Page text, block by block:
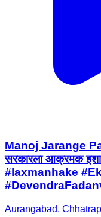
Manoj Jarange
सरकारला आक्रमक
#laxmanhake
Aurangabad,